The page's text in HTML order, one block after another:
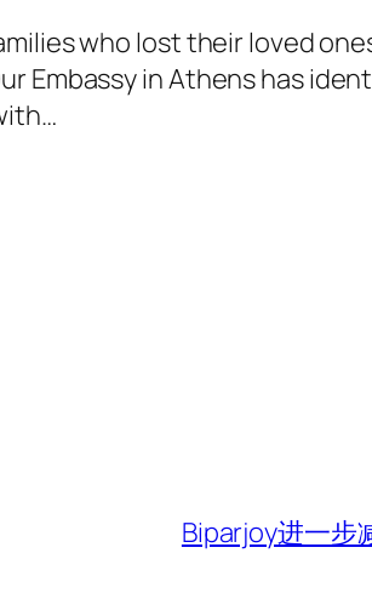
who lost their loved
Embassy in Athens has
Biparjoy进一步